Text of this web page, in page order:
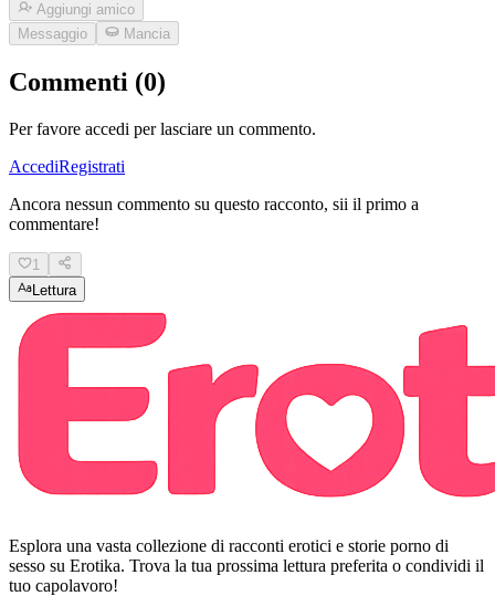
Aggiungi amico
Messaggio
Mancia
Commenti (0)
Per favore accedi per lasciare un commento.
AccediRegistrati
Ancora nessun commento su questo racconto, sii il primo a
commentare!
1
Lettura
Esplora una vasta collezione di racconti erotici e storie porno di
sesso su Erotika. Trova la tua prossima lettura preferita o condividi il
tuo capolavoro!